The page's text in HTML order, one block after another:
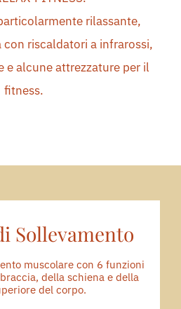
SUBITO
PREVENTIVO
rilassante,
con riscaldatori a infrarossi,
e alcune attrezzature per il
fitness.
Sollevamento
muscolare con 6 funzioni
della schiena e della
del corpo.